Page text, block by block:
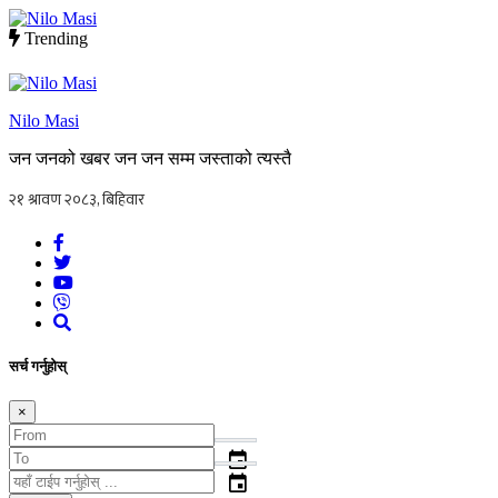
Trending
Nilo Masi
जन जनको खबर जन जन सम्म जस्ताको त्यस्तै
सर्च गर्नुहोस्
×
event
event